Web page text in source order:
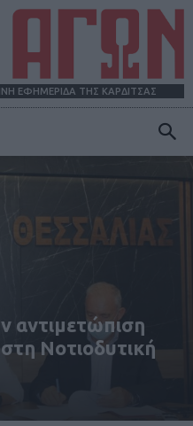
ΕΦΗΜΕΡΙΔΑ ΤΗΣ ΚΑΡΔΙΤΣΑΣ
αντιμετώπιση
Νοτιοδυτική